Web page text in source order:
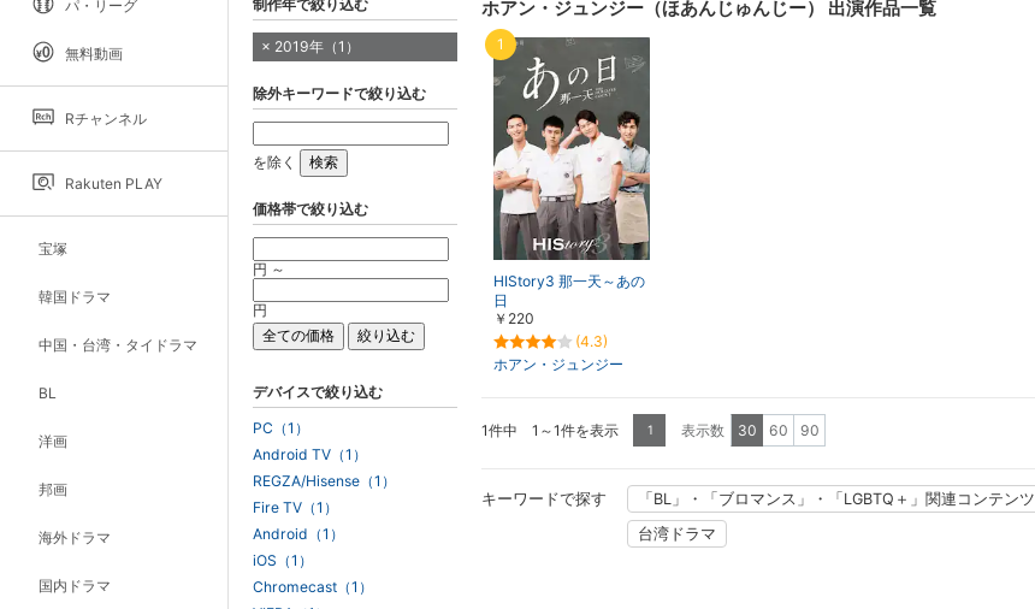
パ・リーグ
無料動画
Rチャンネル
Rakuten PLAY
宝塚
韓国ドラマ
中国・台湾・タイドラマ
BL
洋画
邦画
海外ドラマ
国内ドラマ
表示
表示
ホアン・ジュンジー（ほあんじゅんじー） 出演作品一覧
HIStory3 那一天～あの
日
￥220
(4.3)
ホアン・ジュンジー
1
1件中 1～1件を表示 1 表示数 30 60 90
キーワードで探す 「BL」・「ブロマンス」・「LGBTQ＋」関連コンテンツ
台湾ドラマ
制作年で絞り込む
2019年（1）
除外キーワードで絞り込む
を除く
価格帯で絞り込む
円 ～
円
デバイスで絞り込む
PC（1）
Android TV（1）
REGZA/Hisense（1）
Fire TV（1）
Android（1）
iOS（1）
Chromecast（1）